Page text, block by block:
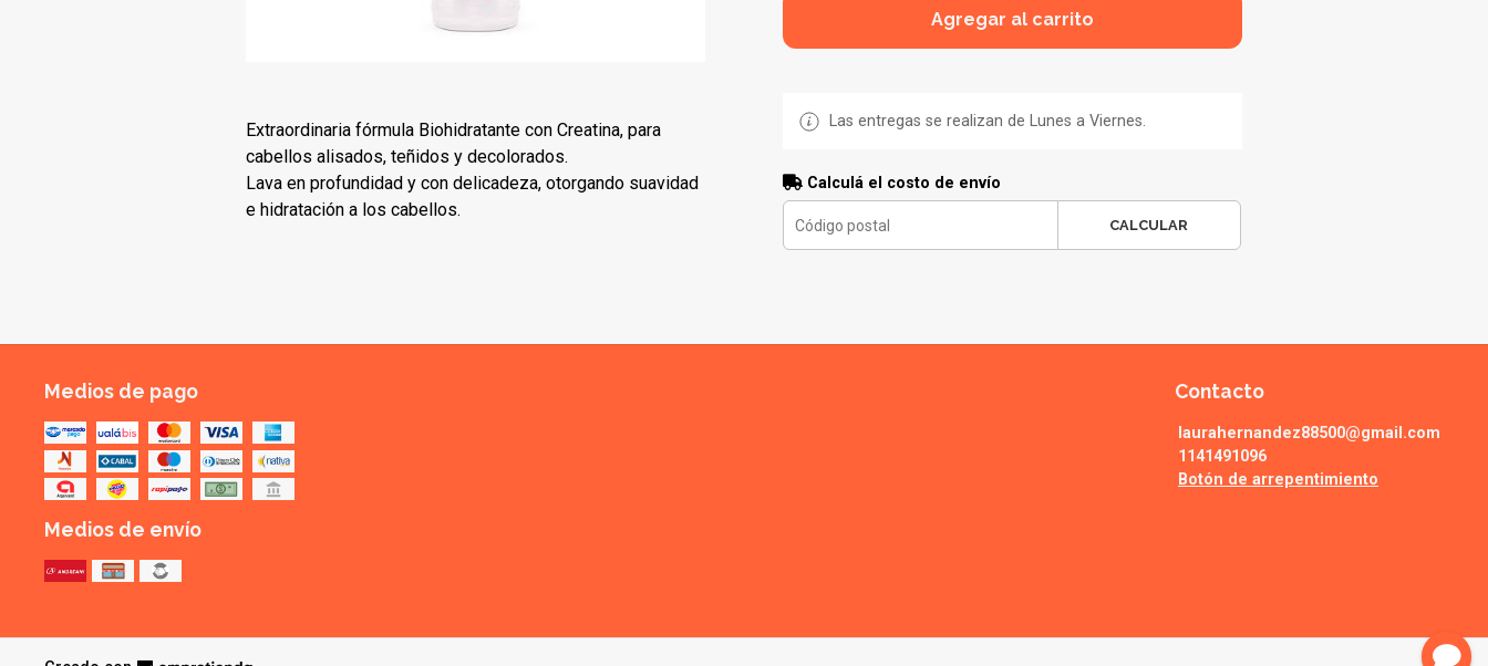
Extraordinaria fórmula Biohidratante con Creatina, para
cabellos alisados, teñidos y decolorados.
Lava en profundidad y con delicadeza, otorgando suavidad
e hidratación a los cabellos.
Agregar al carrito
Las entregas se realizan de Lunes a Viernes.
Calculá el costo de envío
CALCULAR
Medios de pago
Medios de envío
Contacto
laurahernandez88500@gmail.com
1141491096
Botón de arrepentimiento